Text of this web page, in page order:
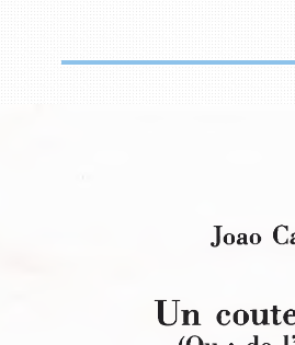
Joao
Un